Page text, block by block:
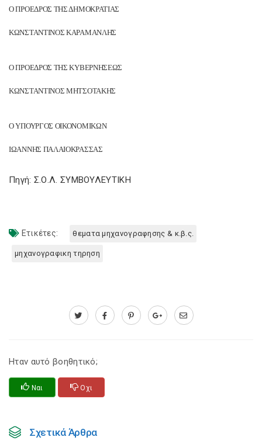
Ο ΠΡΟΕΔΡΟΣ ΤΗΣ ΔΗΜΟΚΡΑΤΙΑΣ
ΚΩΝΣΤΑΝΤΙΝΟΣ ΚΑΡΑΜΑΝΛΗΣ
Ο ΠΡΟΕΔΡΟΣ ΤΗΣ ΚΥΒΕΡΝΗΣΕΩΣ
ΚΩΝΣΤΑΝΤΙΝΟΣ ΜΗΤΣΟΤΑΚΗΣ
Ο ΥΠΟΥΡΓΟΣ ΟΙΚΟΝΟΜΙΚΩΝ
ΙΩΑΝΝΗΣ ΠΑΛΑΙΟΚΡΑΣΣΑΣ
Πηγή: Σ.Ο.Λ. ΣΥΜΒΟΥΛΕΥΤΙΚΗ
Ετικέτες: θεματα μηχανογραφησης & κ.β.ς.
μηχανογραφικη τηρηση
Ηταν αυτό βοηθητικό;
Ναι Οχι
Σχετικά Άρθρα